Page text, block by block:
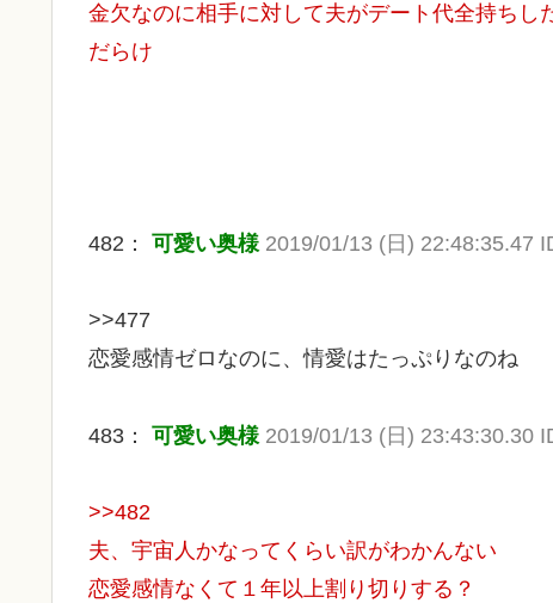
金欠なのに相手に対して夫がデート代全持ちし
だらけ
482： 可愛い奥様 2019/01/13 (日) 22:48:35.47
>>477
恋愛感情ゼロなのに、情愛はたっぷりなのね
483： 可愛い奥様 2019/01/13 (日) 23:43:30.30
>>482
夫、宇宙人かなってくらい訳がわかんない
恋愛感情なくて１年以上割り切りする？